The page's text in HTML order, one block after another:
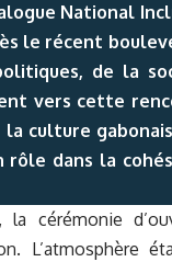
National
le récent
de la
vers cette
culture
dans la
cérémonie
L’atmosphère